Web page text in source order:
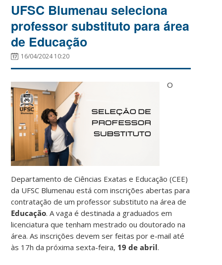
UFSC Blumenau seleciona
professor substituto para área
de Educação
16/04/2024 10:20
O
Departamento de Ciências Exatas e Educação (CEE)
da UFSC Blumenau está com inscrições abertas para
contratação de um professor substituto na área de
Educação. A vaga é destinada a graduados em
licenciatura que tenham mestrado ou doutorado na
área. As inscrições devem ser feitas por e-mail até
às 17h da próxima sexta-feira, 19 de abril.